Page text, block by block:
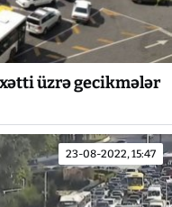
üzrə gecikmələr
23-08-2022, 15:47